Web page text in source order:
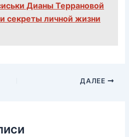
Дианы Террановой
секреты личной жизни
ДАЛЕЕ